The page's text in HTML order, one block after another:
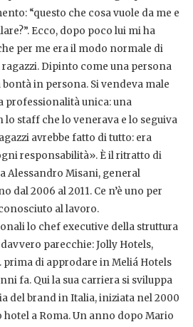
“questo che cosa vuole da me e
Ecco, dopo poco lui mi ha
per me era il modo normale di
Dipinto come una persona
in persona. Si vendeva male
professionalità unica: una
lo staff che lo venerava e lo seguiva
avrebbe fatto di tutto: era
responsabilità». È il ritratto di
Alessandro Misani, general
dal 2006 al 2011. Ce n’è uno per
al lavoro.
lo chef executive della struttura
parecchie: Jolly Hotels,
prima di approdare in Meliá Hotels
fa. Qui la sua carriera si sviluppa
del brand in Italia, iniziata nel 2000
hotel a Roma. Un anno dopo Mario